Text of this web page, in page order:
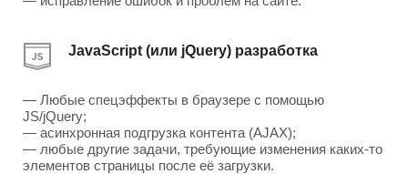
JavaScript (или jQuery) разработка
— Любые спецэффекты в браузере с помощью
JS/jQuery;
— асинхронная подгрузка контента (AJAX);
— любые другие задачи, требующие изменения каких-то
элементов страницы после её загрузки.